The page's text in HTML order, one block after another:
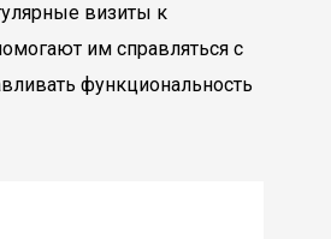
визиты к
им справляться с
функциональность